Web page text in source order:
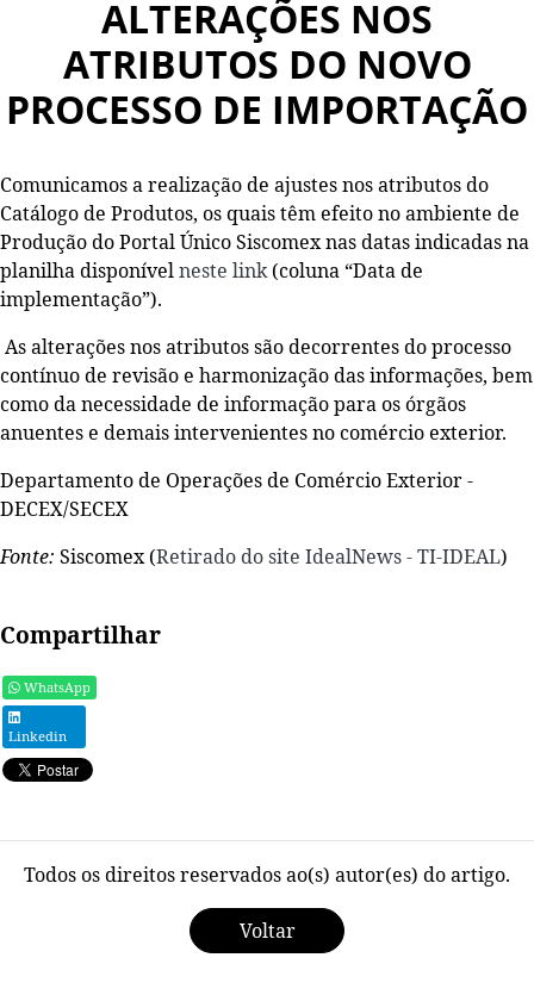
ALTERAÇÕES NOS
ATRIBUTOS DO NOVO
PROCESSO DE IMPORTAÇÃO
Comunicamos a realização de ajustes nos atributos do
Catálogo de Produtos, os quais têm efeito no ambiente de
Produção do Portal Único Siscomex nas datas indicadas na
planilha disponívelneste link(coluna “Data de
implementação”).
As alterações nos atributos são decorrentes do processo
contínuo de revisão e harmonização das informações, bem
como da necessidade de informação para os órgãos
anuentes e demais intervenientes no comércio exterior.
Departamento de Operações de Comércio Exterior -
DECEX/SECEX
Fonte: Siscomex (Retirado do site IdealNews - TI-IDEAL)
Compartilhar
WhatsApp
Linkedin
Todos os direitos reservados ao(s) autor(es) do artigo.
Voltar